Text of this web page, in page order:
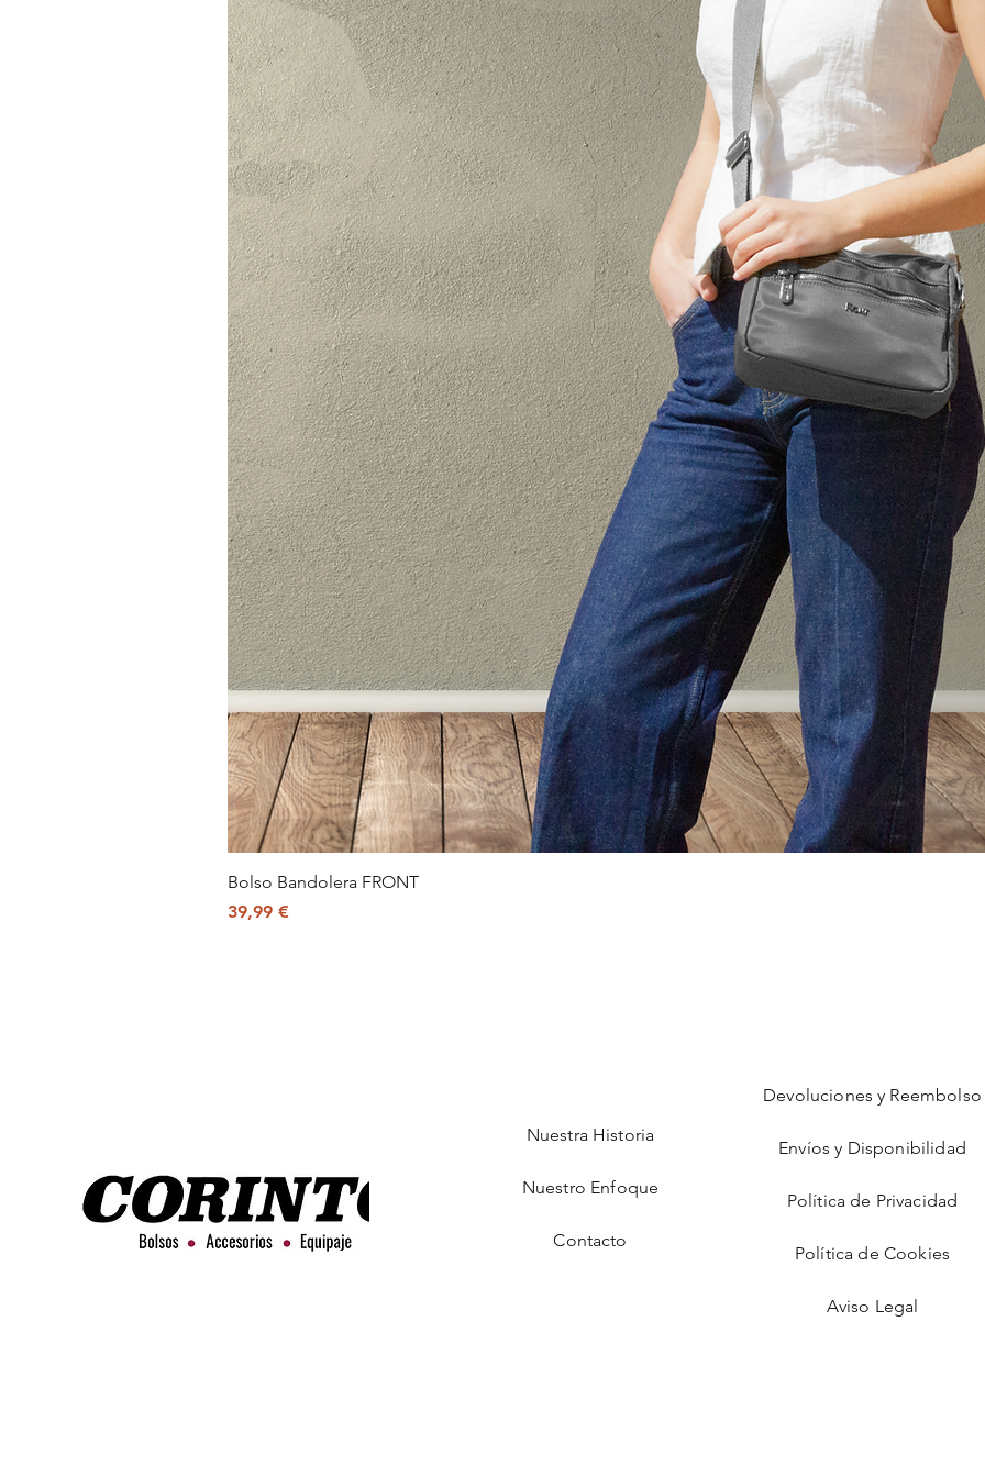
Para cualquier
nosotros en la
​En caso de
los gastos de
BOLSOS S.L. Para el
devoluciones los
del comprador/
Las devoluciones
península.
Bolso Bandolera FRONT
Precio
39,99 €
Nuestra Historia
Nuestro Enfoque
Contacto
Devoluciones y Reembolso
Envíos y Disponibilidad
Política de Privacidad
Política de Cookies
Aviso Legal